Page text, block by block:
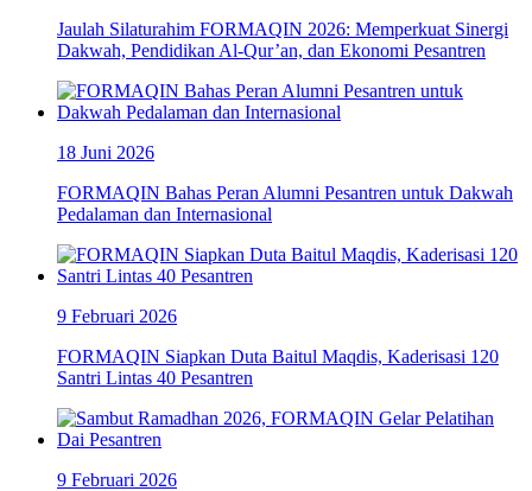
Jaulah Silaturahim FORMAQIN 2026: Memperkuat Sinergi
Dakwah, Pendidikan Al-Qur’an, dan Ekonomi Pesantren
18 Juni 2026
FORMAQIN Bahas Peran Alumni Pesantren untuk Dakwah
Pedalaman dan Internasional
9 Februari 2026
FORMAQIN Siapkan Duta Baitul Maqdis, Kaderisasi 120
Santri Lintas 40 Pesantren
9 Februari 2026